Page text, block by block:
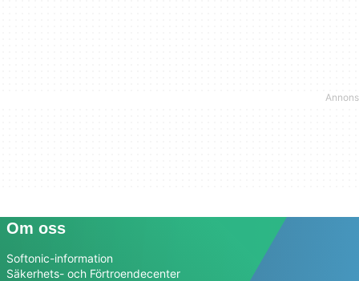
Om oss
Softonic-information
Säkerhets- och Förtroendecenter